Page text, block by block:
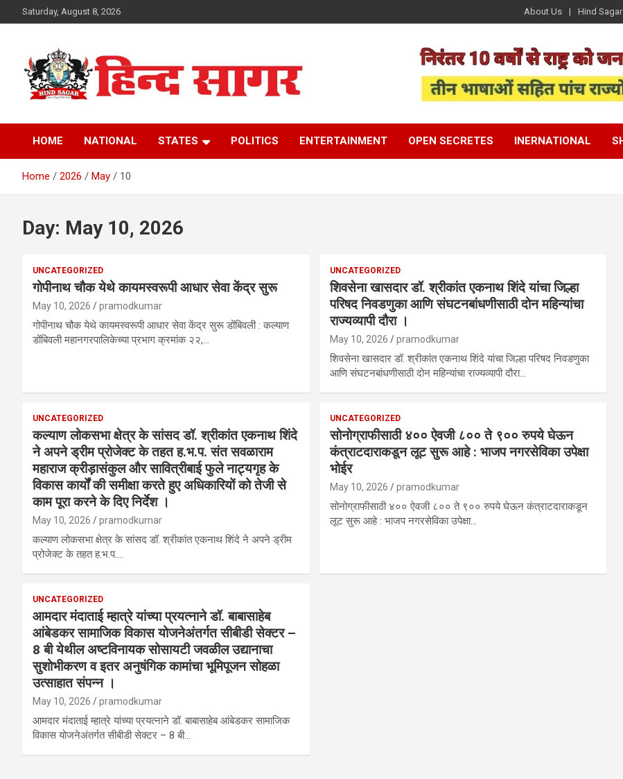
to
Saturday, August 8, 2026 About Us Hind
Hind Sagar
HOME NATIONAL STATES POLITICS ENTERTAINMENT OPEN SECRETES INERNATIONAL
Home 2026 May 10
Day: May 10, 2026
UNCATEGORIZED
गोपीनाथ चौक येथे कायमस्वरूपी आधार सेवा केंद्र सुरू
May 10, 2026 pramodkumar
गोपीनाथ चौक येथे कायमस्वरूपी आधार सेवा केंद्र सुरू डोंबिवली : कल्याण
डोंबिवली महानगरपालिकेच्या प्रभाग क्रमांक २२,…
UNCATEGORIZED
शिवसेना खासदार डॉ. श्रीकांत एकनाथ शिंदे यांचा जिल्हा
परिषद निवडणुका आणि संघटनबांधणीसाठी दोन महिन्यांचा
राज्यव्यापी दौरा ।
May 10, 2026 pramodkumar
शिवसेना खासदार डॉ. श्रीकांत एकनाथ शिंदे यांचा जिल्हा परिषद निवडणुका
आणि संघटनबांधणीसाठी दोन महिन्यांचा राज्यव्यापी दौरा…
UNCATEGORIZED
कल्याण लोकसभा क्षेत्र के सांसद डॉ. श्रीकांत एकनाथ शिंदे
ने अपने ड्रीम प्रोजेक्ट के तहत ह.भ.प. संत सवळाराम
महाराज क्रीड़ासंकुल और सावित्रीबाई फुले नाट्यगृह के
विकास कार्यों की समीक्षा करते हुए अधिकारियों को तेजी से
काम पूरा करने के दिए निर्देश ।
May 10, 2026 pramodkumar
कल्याण लोकसभा क्षेत्र के सांसद डॉ. श्रीकांत एकनाथ शिंदे ने अपने ड्रीम
प्रोजेक्ट के तहत ह.भ.प.…
UNCATEGORIZED
सोनोग्राफीसाठी ४०० ऐवजी ८०० ते ९०० रुपये घेऊन
कंत्राटदाराकडून लूट सुरू आहे : भाजप नगरसेविका उपेक्षा
भोईर
May 10, 2026 pramodkumar
सोनोग्राफीसाठी ४०० ऐवजी ८०० ते ९०० रुपये घेऊन कंत्राटदाराकडून
लूट सुरू आहे : भाजप नगरसेविका उपेक्षा…
UNCATEGORIZED
आमदार मंदाताई म्हात्रे यांच्या प्रयत्नाने डॉ. बाबासाहेब
आंबेडकर सामाजिक विकास योजनेअंतर्गत सीबीडी सेक्टर –
8 बी येथील अष्टविनायक सोसायटी जवळील उद्यानाचा
सुशोभीकरण व इतर अनुषंगिक कामांचा भूमिपूजन सोहळा
उत्साहात संपन्न ।
May 10, 2026 pramodkumar
आमदार मंदाताई म्हात्रे यांच्या प्रयत्नाने डॉ. बाबासाहेब आंबेडकर सामाजिक
विकास योजनेअंतर्गत सीबीडी सेक्टर – 8 बी…